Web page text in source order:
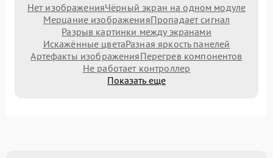
Нет изображенияЧёрный экран на одном модуле
Мерцание изображенияПропадает сигнал
Разрыв картинки между экранами
Искажённые цветаРазная яркость панелей
Артефакты изображенияПерегрев компонентов
Не работает контроллер
Показать еще